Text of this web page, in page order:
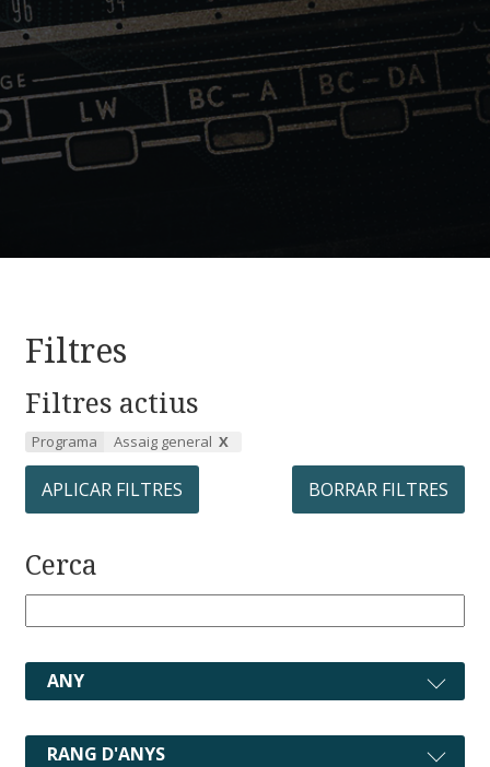
Filtres
Filtres actius
Programa Assaig general
APLICAR FILTRES BORRAR FILTRES
Cerca
ANY
RANG D'ANYS